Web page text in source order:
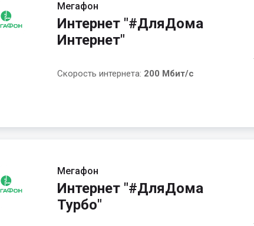
Мегафон
Интернет "#ДляДома
Интернет"
Скорость интернета: 200 Мбит/с
Мегафон
Интернет "#ДляДома
Турбо"